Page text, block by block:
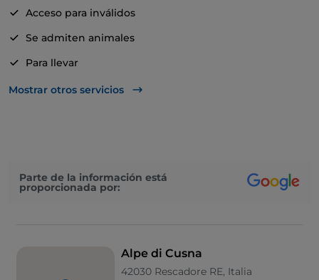
Acceso para inválidos
Se admiten animales
Para llevar
Baño para inválidos
Karaoke
Mostrar otros servicios
Parte de la información está
proporcionada por:
Alpe di Cusna
42030 Rescadore RE, Italia